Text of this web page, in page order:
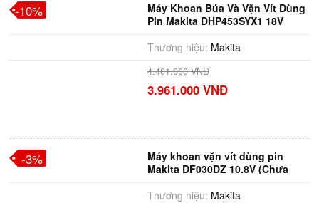
Máy Khoan Búa Và Vặn Vít Dùng
Pin Makita DHP453SYX1 18V
Thương hiệu: Makita
4.401.000 VNĐ
3.961.000 VNĐ
-10%
Máy khoan vặn vít dùng pin
Makita DF030DZ 10.8V (Chưa
Thương hiệu: Makita
-3%